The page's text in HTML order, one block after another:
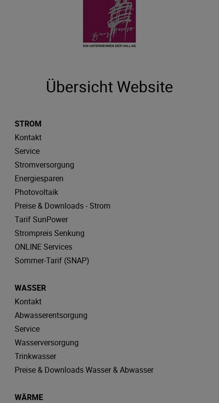
Übersicht Website
STROM
Kontakt
Service
Stromversorgung
Energiesparen
Photovoltaik
Preise & Downloads - Strom
Tarif SunPower
Strompreis Senkung
ONLINE Services
Sommer-Tarif (SNAP)
WASSER
Kontakt
Abwasserentsorgung
Service
Wasserversorgung
Trinkwasser
Preise & Downloads Wasser & Abwasser
WÄRME